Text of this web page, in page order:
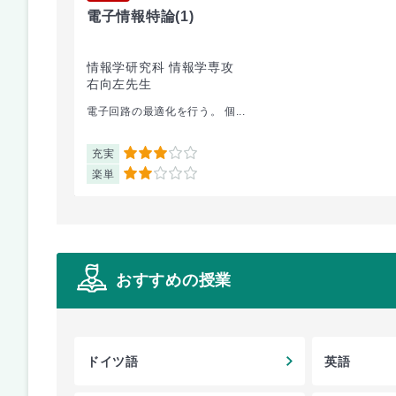
電子情報特論(1)
情報学研究科 情報学専攻
右向左先生
電子回路の最適化を行う。 個...
充実 3
楽単 2
おすすめの授業
ドイツ語 英語